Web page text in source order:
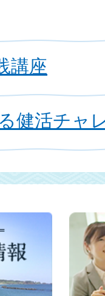
講座
健活チャ